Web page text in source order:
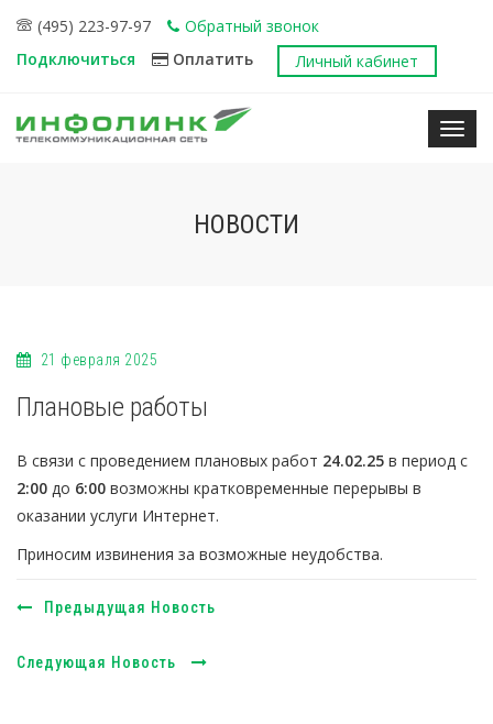
(495) 223-97-97
Обратный звонок
Подключиться
Оплатить Личный кабинет
НОВОСТИ
21 февраля 2025
Плановые работы
В связи с проведением плановых работ 24.02.25 в период с
2:00 до 6:00 возможны кратковременные перерывы в
оказании услуги Интернет.
Приносим извинения за возможные неудобства.
Предыдущая Новость
Следующая Новость